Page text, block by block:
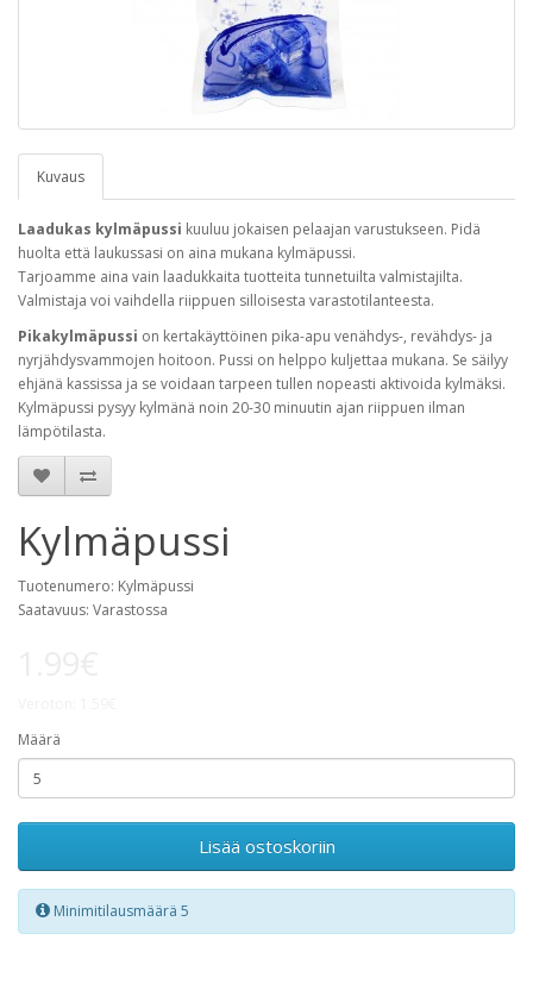
Kuvaus
Laadukas kylmäpussi kuuluu jokaisen pelaajan varustukseen. Pidä
huolta että laukussasi on aina mukana kylmäpussi.
Tarjoamme aina vain laadukkaita tuotteita tunnetuilta valmistajilta.
Valmistaja voi vaihdella riippuen silloisesta varastotilanteesta.
Pikakylmäpussi on kertakäyttöinen pika-apu venähdys-, revähdys- ja
nyrjähdysvammojen hoitoon. Pussi on helppo kuljettaa mukana. Se säilyy
ehjänä kassissa ja se voidaan tarpeen tullen nopeasti aktivoida kylmäksi.
Kylmäpussi pysyy kylmänä noin 20-30 minuutin ajan riippuen ilman
lämpötilasta.
Kylmäpussi
Tuotenumero: Kylmäpussi
Saatavuus: Varastossa
Määrä
Lisää ostoskoriin
Minimitilausmäärä 5